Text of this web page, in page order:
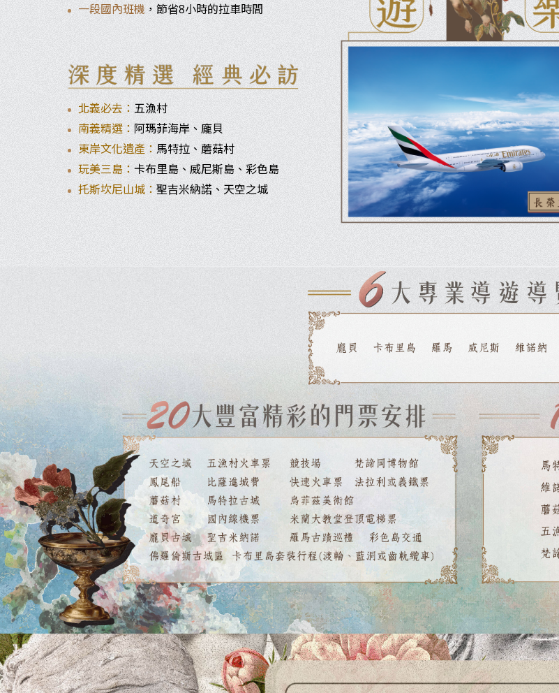
一段國內班機 ，節省8小時的拉車時間
北義必去： 五漁村
南義精選： 阿瑪菲海岸、龐貝
東岸文化遺產： 馬特拉、蘑菇村
玩美三島： 卡布里島、威尼斯島、彩色島
托斯坎尼山城： 聖吉米納諾、天空之城